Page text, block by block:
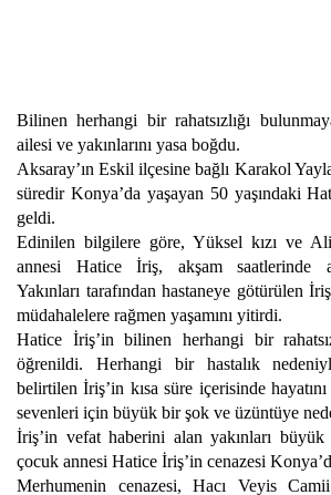
Bilinen herhangi bir rahatsızlığı
ailesi ve yakınlarını yasa boğdu.
Aksaray’ın Eskil ilçesine bağlı Karakol
süredir Konya’da yaşayan 50 yaşındaki
geldi.
Edinilen bilgilere göre, Yüksel kızı ve
annesi Hatice İriş, akşam saatlerinde
Yakınları tarafından hastaneye götürülen
müdahalelere rağmen yaşamını yitirdi.
Hatice İriş’in bilinen herhangi bir
öğrenildi. Herhangi bir hastalık
belirtilen İriş’in kısa süre içerisinde
sevenleri için büyük bir şok ve üzüntüye
İriş’in vefat haberini alan yakınları
çocuk annesi Hatice İriş’in cenazesi
Merhumenin cenazesi, Hacı Veyis